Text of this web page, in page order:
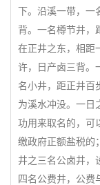
下。沿溪一带，一
背。一名樽节井，
在正井之东，相距
许，日产卤三背。
名小井，距正井百
为溪水冲没。一日
功用来取名的，可
缴政府正额盐税的
井之三名公卤井，
四名公费井，公费